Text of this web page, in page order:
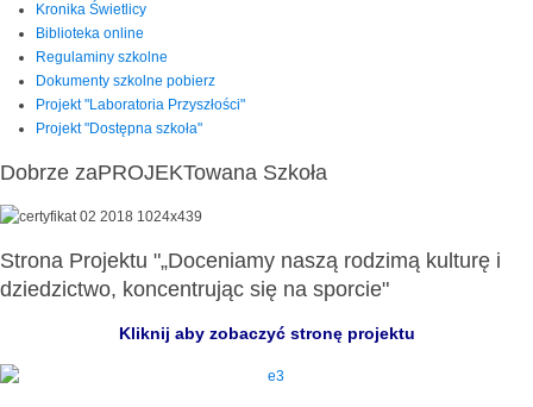
Kronika Świetlicy
Biblioteka online
Regulaminy szkolne
Dokumenty szkolne pobierz
Projekt "Laboratoria Przyszłości"
Projekt "Dostępna szkoła"
Dobrze zaPROJEKTowana Szkoła
Strona Projektu "„Doceniamy naszą rodzimą kulturę i
dziedzictwo, koncentrując się na sporcie"
Kliknij aby zobaczyć stronę projektu